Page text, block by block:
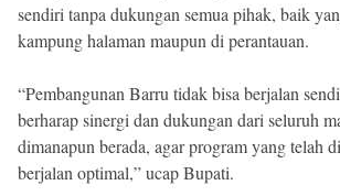
sendiri tanpa dukungan semua pihak, baik
kampung halaman maupun di perantauan.
“Pembangunan Barru tidak bisa berjalan
berharap sinergi dan dukungan dari seluruh
dimanapun berada, agar program yang telah
berjalan optimal,” ucap Bupati.